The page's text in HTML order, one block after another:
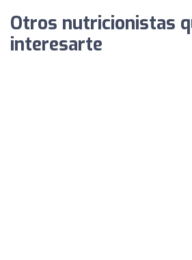
Otros nutricionistas
interesarte